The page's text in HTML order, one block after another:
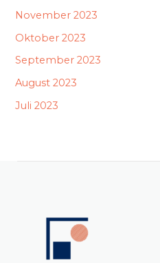
November 2023
Oktober 2023
September 2023
August 2023
Juli 2023